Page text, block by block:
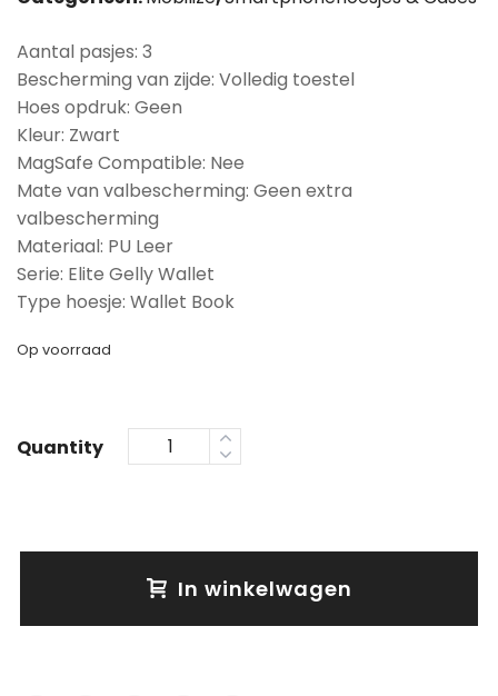
Aantal pasjes: 3
Bescherming van zijde: Volledig toestel
Hoes opdruk: Geen
Kleur: Zwart
MagSafe Compatible: Nee
Mate van valbescherming: Geen extra
valbescherming
Materiaal: PU Leer
Serie: Elite Gelly Wallet
Type hoesje: Wallet Book
Op voorraad
Quantity
In winkelwagen